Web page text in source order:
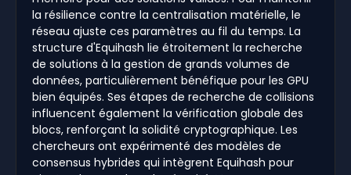
la résilience contre la centralisation matérielle, le
réseau ajuste ces paramètres au fil du temps. La
structure d'Equihash lie étroitement la recherche
de solutions à la gestion de grands volumes de
données, particulièrement bénéfique pour les GPU
bien équipés. Ses étapes de recherche de collisions
influencent également la vérification globale des
blocs, renforçant la solidité cryptographique. Les
chercheurs ont expérimenté des modèles de
consensus hybrides qui intègrent Equihash pour